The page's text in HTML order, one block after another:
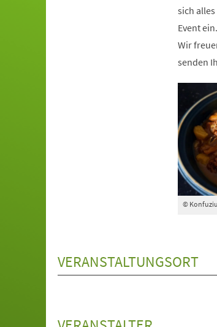
sich
Event ein.
Wir
senden
©
VERANSTALTUNGSORT